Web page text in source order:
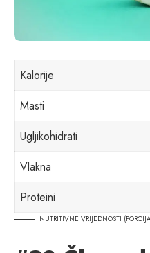
Kalorije
Masti
Ugljikohidrati
Vlakna
Proteini
NUTRITIVNE VRIJEDNOSTI